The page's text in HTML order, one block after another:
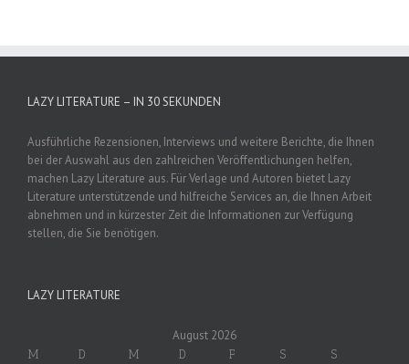
LAZY LITERATURE – IN 30 SEKUNDEN
Ausführliche Rezensionen, Interviews und weitere Berichte, die Ihnen
bei der Auswahl aus den zahlreichen Veröffentlichungen helfen,
machen Lazy Literature aus. Für Verlage und Autoren bietet Lazy
Literature unterstützende und hilfreiche Services an, die Ihnen Arbeit
abnehmen und in kürzester Zeit die Informationen zur Verfügung
stellen, die Sie benötigen.
LAZY LITERATURE
August 2026
M D M D F S S